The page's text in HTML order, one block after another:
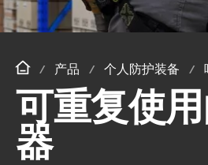
产品 个人防护装备
可重复使
器